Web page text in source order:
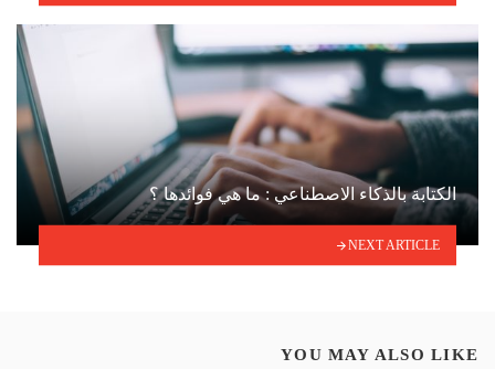
الكتابة بالذكاء الاصطناعي : ما هي فوائدها ؟
NEXT ARTICLE
YOU MAY ALSO LIKE